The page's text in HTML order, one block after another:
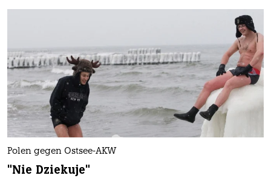
Polen gegen Ostsee-AKW
"Nie Dziekuje"